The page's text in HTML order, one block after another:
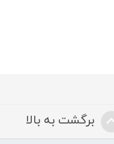
برگشت به بالا